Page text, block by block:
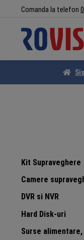
navigare
conținut
Comanda la telefon
Kit Supraveghere
Camere
DVR si NVR
Hard Disk-uri
Surse